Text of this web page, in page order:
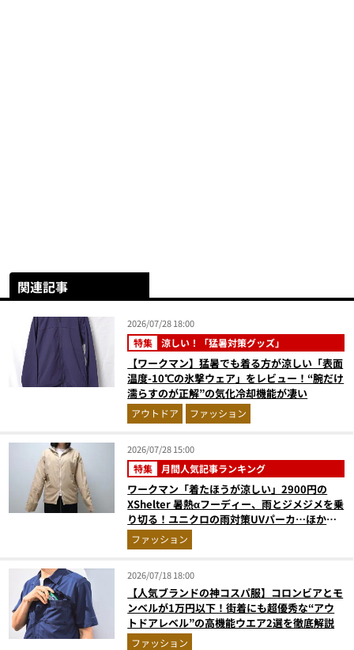
関連記事
2026/07/28 18:00
特集 涼しい！「猛暑対策グッズ」
【ワークマン】猛暑でも着る方が涼しい「表面
温度-10℃の氷撃ウェア」をレビュー！“腕だけ
濡らすのが正解”の気化冷却機能が凄い
アウトドア ファッション
2026/07/28 15:00
特集 月間人気記事ランキング
ワークマン「着たほうが涼しい」2900円の
XShelter 暑熱αフーディー、雨とジメジメを乗
り切る！ユニクロの雨対策UVパーカ…ほか
【アウターの人気記事ランキングベスト3】
（2026年6月版）
ファッション
2026/07/18 18:00
【人気ブランドの神コスパ服】コロンビアとモ
ンベルが1万円以下！街着にも超優秀な“アウ
トドアレベル”の高機能ウエア2選を徹底解説
ファッション